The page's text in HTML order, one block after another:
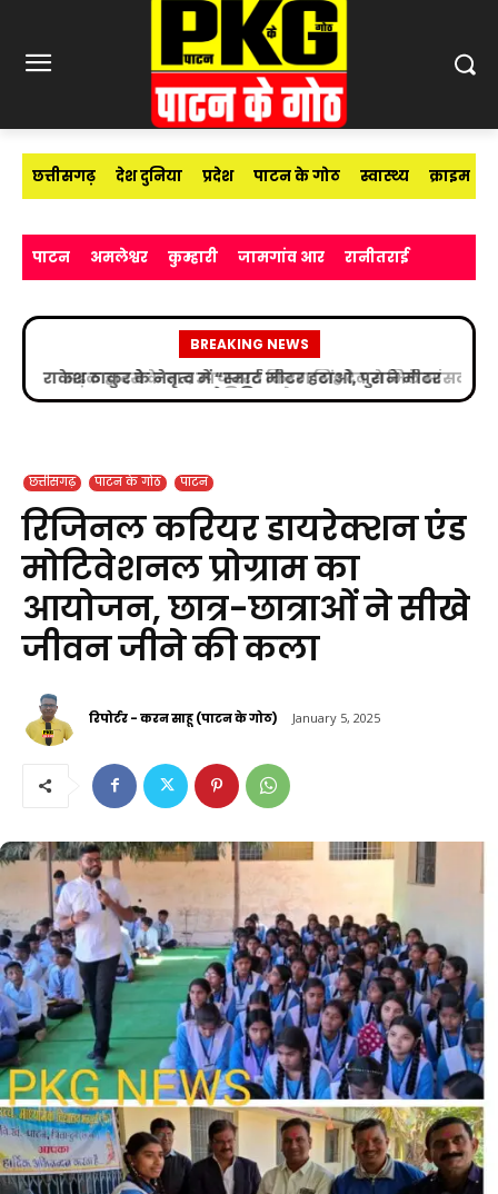
छत्तीसगढ़ देश दुनिया प्रदेश पाटन के गोठ स्वास्थ्य क्राइम
पाटन अमलेश्वर कुम्हारी जामगांव आर रानीतराई
BREAKING NEWS
सड़क हादसे के बाद उपचाररत किरण सिंह देव से मिले सांसद
विजय बघेल
छत्तीसगढ़ पाटन के गोठ पाटन
रिजिनल करियर डायरेक्शन एंड
मोटिवेशनल प्रोग्राम का
आयोजन, छात्र-छात्राओं ने सीखे
जीवन जीने की कला
रिपोर्टर - करन साहू (पाटन के गोठ) January 5, 2025